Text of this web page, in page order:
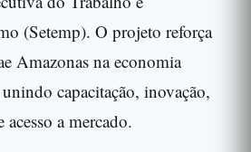
(Setemp). O projeto reforça
Amazonas na economia
capacitação, inovação,
acesso a mercado.